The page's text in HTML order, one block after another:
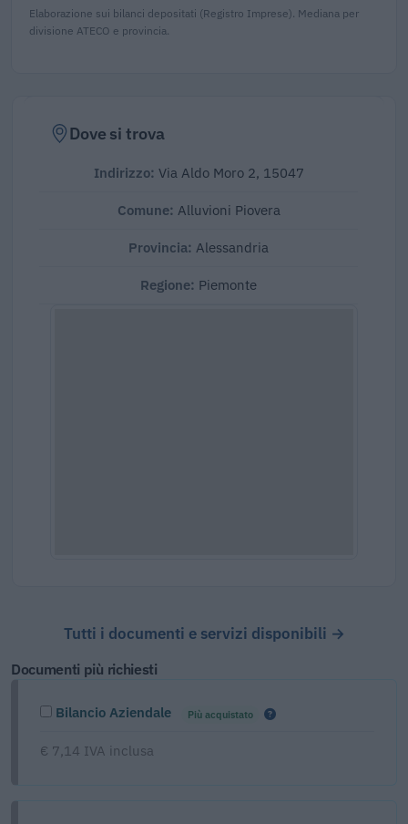
Elaborazione sui bilanci depositati (Registro Imprese). Mediana per
divisione ATECO e provincia.
Dove si trova
Indirizzo: Via Aldo Moro 2, 15047
Comune: Alluvioni Piovera
Provincia: Alessandria
Regione: Piemonte
Tutti i documenti e servizi disponibili →
Documenti più richiesti
Bilancio Aziendale Più acquistato
€ 7,14 IVA inclusa